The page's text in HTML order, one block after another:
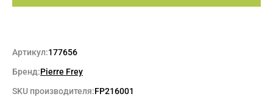
Артикул:177656
Бренд:Pierre Frey
SKU производителя:FP216001